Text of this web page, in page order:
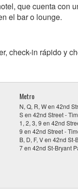
que cuenta con
el bar o lounge.
check-in rápido y
Metro
N, Q, R, W en 42nd
S en 42nd Street -
1, 2, 3, 9 en 42nd
9 en 42nd Street -
B, D, F, V en 42nd St-
7 en 42nd St-Bryant